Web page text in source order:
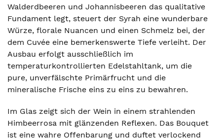
Walderdbeeren und Johannisbeeren das qualitative
Fundament legt, steuert der Syrah eine wunderbare
Würze, florale Nuancen und einen Schmelz bei, der
dem Cuvée eine bemerkenswerte Tiefe verleiht. Der
Ausbau erfolgt ausschließlich im
temperaturkontrollierten Edelstahltank, um die
pure, unverfälschte Primärfrucht und die
mineralische Frische eins zu eins zu bewahren.
Im Glas zeigt sich der Wein in einem strahlenden
Himbeerrosa mit glänzenden Reflexen. Das Bouquet
ist eine wahre Offenbarung und duftet verlockend